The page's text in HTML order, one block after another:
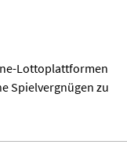
Lottoplattformen
Spielvergnügen zu